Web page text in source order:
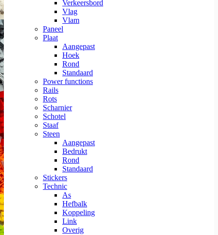
Verkeersbord
Vlag
Vlam
Paneel
Plaat
Aangepast
Hoek
Rond
Standaard
Power functions
Rails
Rots
Scharnier
Schotel
Staaf
Steen
Aangepast
Bedrukt
Rond
Standaard
Stickers
Technic
As
Hefbalk
Koppeling
Link
Overig